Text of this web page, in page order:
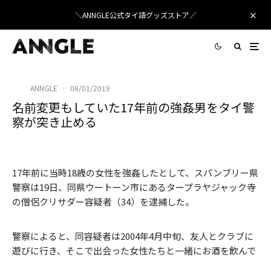
＼ANNGLE公式タイ語グッズストア／
ANNGLE · 08/01/2019
名前変更もしていた17年前の強姦男をタイ警
察が突き止める
17年前に当時18歳の女性を強姦したとして、スパンブリー県
警察は19日、同県ウートーン市にあるタープラヤジャック寺
の僧侶クリサダー容疑者（34）を逮捕した。
警察によると、同容疑者は2004年4月中旬、友人とクラブに
遊びに行き、そこで出会った女性たちと一緒にお酒を飲んで